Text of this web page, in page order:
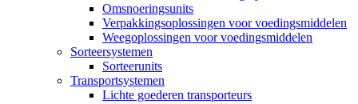
Omsnoeringsunits
Verpakkingsoplossingen voor voedingsmiddelen
Weegoplossingen voor voedingsmiddelen
Sorteersystemen
Sorteerunits
Transportsystemen
Lichte goederen transporteurs